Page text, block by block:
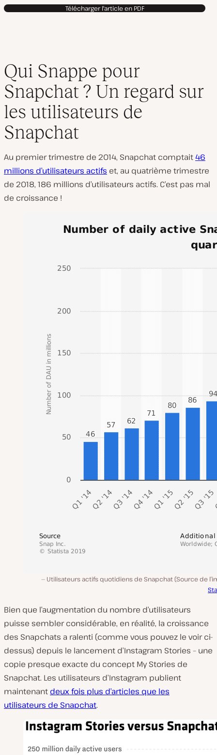
Télécharger l'article en PDF
Qui Snappe pour
Snapchat ? Un regard sur
les utilisateurs de
Snapchat
Au premier trimestre de 2014, Snapchat comptait46
millions d’utilisateurs actifs et, au quatrième trimestre
de 2018, 186 millions d’utilisateurs actifs. C’est pas mal
de croissance !
Utilisateurs actifs quotidiens de Snapchat (Source de
Bien que l’augmentation du nombre d’utilisateurs
puisse sembler considérable, en réalité, la croissance
des Snapchats a ralenti (comme vous pouvez le voir ci-
dessus) depuis le lancement d’Instagram Stories – une
copie presque exacte du concept My Stories de
Snapchat. Les utilisateurs d’Instagram publient
maintenant deux fois plus d’articles que les
utilisateurs de Snapchat.